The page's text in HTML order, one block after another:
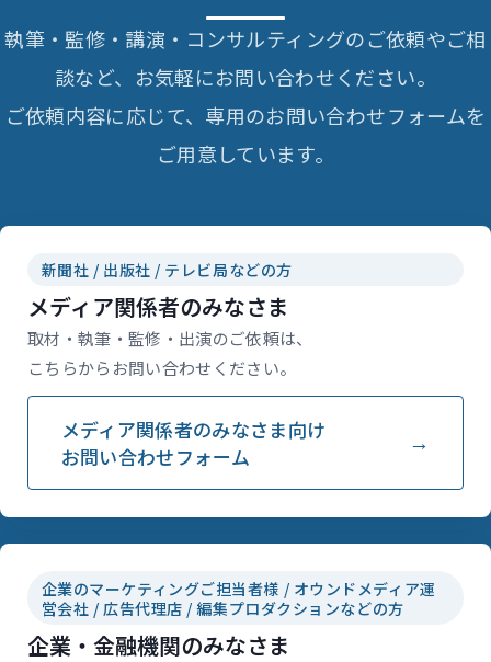
執筆・監修・講演・コンサルティングのご依頼やご相
談など、お気軽にお問い合わせください。
ご依頼内容に応じて、専用のお問い合わせフォームを
ご用意しています。
新聞社 / 出版社 / テレビ局などの方
メディア関係者のみなさま
取材・執筆・監修・出演のご依頼は、
こちらからお問い合わせください。
メディア関係者のみなさま向け
お問い合わせフォーム
企業のマーケティングご担当者様 / オウンドメディア運
営会社 / 広告代理店 / 編集プロダクションなどの方
企業・金融機関のみなさま